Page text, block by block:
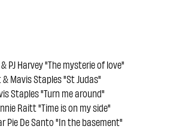
PJ Harvey "The mysterie of love"
Mavis Staples "St Judas"
Staples "Turn me around"
Raitt "Time is on my side"
Pie De Santo "In the basement"